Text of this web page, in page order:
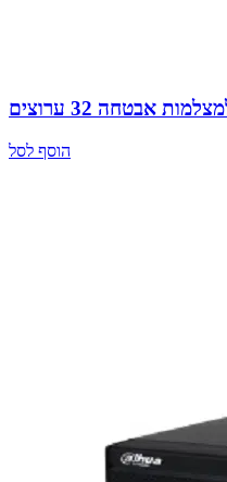
הוסף לסל